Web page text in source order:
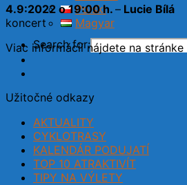
Polski
Magyar
Search for:
4.9:2022 o 19:00 h. – Lucie Bílá
koncert
Viac informácií nájdete na stránke
Užitočné odkazy
AKTUALITY
CYKLOTRASY
KALENDÁR PODUJATÍ
TOP 10 ATRAKTIVÍT
TIPY NA VÝLETY